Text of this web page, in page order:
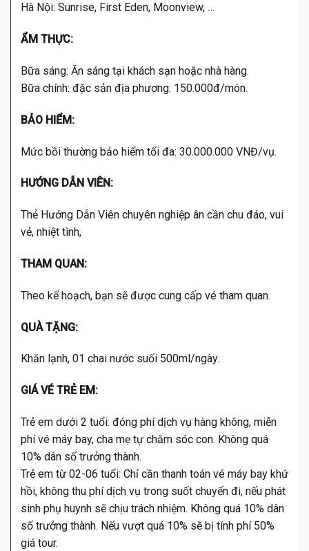
Hà Nội: Sunrise, First Eden, Moonview, …
ẨM THỰC:
Bữa sáng: Ăn sáng tại khách sạn hoặc nhà hàng.
Bữa chính: đặc sản địa phương: 150.000đ/món.
BẢO HIỂM:
Mức bồi thường bảo hiểm tối đa: 30.000.000 VNĐ/vụ.
HƯỚNG DẪN VIÊN:
Thẻ Hướng Dẫn Viên chuyên nghiệp ân cần chu đáo, vui
vẻ, nhiệt tình,
THAM QUAN:
Theo kế hoạch, bạn sẽ được cung cấp vé tham quan.
QUÀ TẶNG:
Khăn lạnh, 01 chai nước suối 500ml/ngày.
GIÁ VÉ TRẺ EM:
Trẻ em dưới 2 tuổi: đóng phí dịch vụ hàng không, miễn
phí vé máy bay, cha mẹ tự chăm sóc con. Không quá
10% dân số trưởng thành.
Trẻ em từ 02-06 tuổi: Chỉ cần thanh toán vé máy bay khứ
hồi, không thu phí dịch vụ trong suốt chuyến đi, nếu phát
sinh phụ huynh sẽ chịu trách nhiệm. Không quá 10% dân
số trưởng thành. Nếu vượt quá 10% sẽ bị tính phí 50%
giá tour.